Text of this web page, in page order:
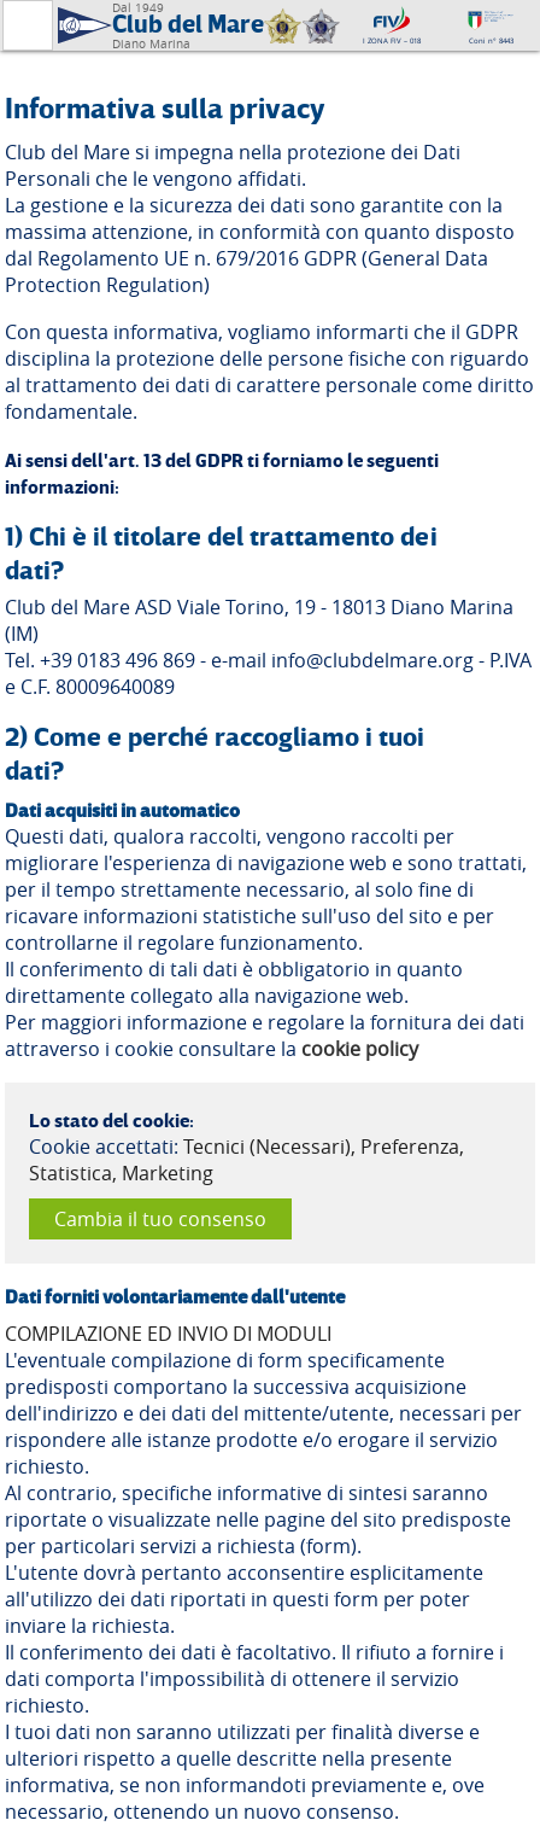
Dal 1949
Club del Mare
Diano Marina I ZONA FIV – 018 Coni n° 8443
Informativa sulla privacy
Club del Mare si impegna nella protezione dei Dati
Personali che le vengono affidati.
La gestione e la sicurezza dei dati sono garantite con la
massima attenzione, in conformità con quanto disposto
dal Regolamento UE n. 679/2016 GDPR (General Data
Protection Regulation)
Con questa informativa, vogliamo informarti che il GDPR
disciplina la protezione delle persone fisiche con riguardo
al trattamento dei dati di carattere personale come diritto
fondamentale.
Ai sensi dell'art. 13 del GDPR ti forniamo le seguenti
informazioni:
1) Chi è il titolare del trattamento dei
dati?
Club del Mare ASD Viale Torino, 19 - 18013 Diano Marina
(IM)
Tel. +39 0183 496 869 - e-mail info@clubdelmare.org - P.IVA
e C.F. 80009640089
2) Come e perché raccogliamo i tuoi
dati?
Dati acquisiti in automatico
Questi dati, qualora raccolti, vengono raccolti per
migliorare l'esperienza di navigazione web e sono trattati,
per il tempo strettamente necessario, al solo fine di
ricavare informazioni statistiche sull'uso del sito e per
controllarne il regolare funzionamento.
Il conferimento di tali dati è obbligatorio in quanto
direttamente collegato alla navigazione web.
Per maggiori informazione e regolare la fornitura dei dati
attraverso i cookie consultare la cookie policy
Lo stato del cookie:
Cookie accettati:Tecnici (Necessari), Preferenza,
Statistica, Marketing
Cambia il tuo consenso
Dati forniti volontariamente dall'utente
COMPILAZIONE ED INVIO DI MODULI
L'eventuale compilazione di form specificamente
predisposti comportano la successiva acquisizione
dell'indirizzo e dei dati del mittente/utente, necessari per
rispondere alle istanze prodotte e/o erogare il servizio
richiesto.
Al contrario, specifiche informative di sintesi saranno
riportate o visualizzate nelle pagine del sito predisposte
per particolari servizi a richiesta (form).
L'utente dovrà pertanto acconsentire esplicitamente
all'utilizzo dei dati riportati in questi form per poter
inviare la richiesta.
Il conferimento dei dati è facoltativo. Il rifiuto a fornire i
dati comporta l'impossibilità di ottenere il servizio
richiesto.
I tuoi dati non saranno utilizzati per finalità diverse e
ulteriori rispetto a quelle descritte nella presente
informativa, se non informandoti previamente e, ove
necessario, ottenendo un nuovo consenso.